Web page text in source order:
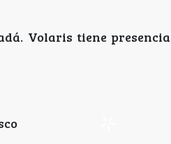
Volaris tiene presencia